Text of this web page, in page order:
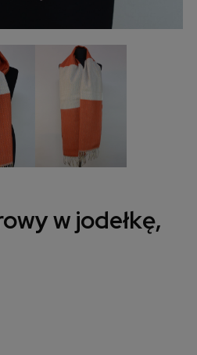
w jodełkę,
kosztów płatności